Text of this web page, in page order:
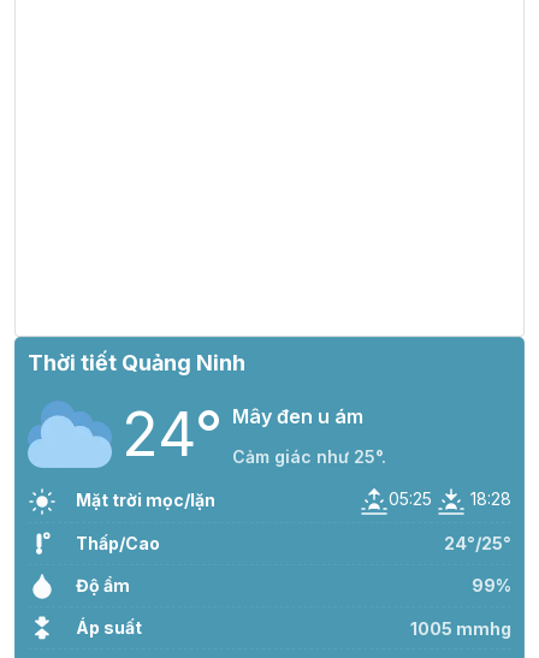
Thời tiết Quảng Ninh
24° Mây đen u ám
Cảm giác như 25°.
Mặt trời mọc/lặn 05:25 18:28
Thấp/Cao 24°/25°
Độ ẩm 99%
Áp suất 1005 mmhg